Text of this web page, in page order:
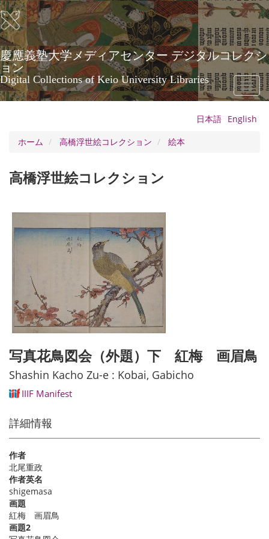
メ
イ
ン
コ
ン
テ
ン
ツ
に
慶應義塾大学メディアセンター デジタルコレクシ
ョン
Digital Collections of Keio University Libraries
Toggle
日本語 English
ホーム
高橋浮世絵コレクション 絵本
高橋浮世絵コレクション
写真花鳥図会（外題）下 紅梅 画眉鳥
Shashin Kacho Zu-e : Kobai, Gabicho
IIIF Manifest
詳細情報
作者
北尾重政
作者英名
shigemasa
画題
紅梅 画眉鳥
画題2